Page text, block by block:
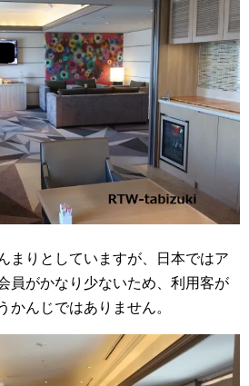
まりとしていますが、日本ではア
員がかなり少ないため、利用客が
かんじではありません。